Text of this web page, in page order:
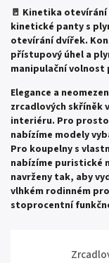
🚪 Kinetika
kinetické panty s
otevírání dvířek.
přístupový úhel a
manipulační volnost
Elegance a
zrcadlových skříněk
interiéru. Pro
nabízíme modely
Pro koupelny s
nabízíme puristické
navrženy tak, aby
vlhkém rodinném
stoprocentní